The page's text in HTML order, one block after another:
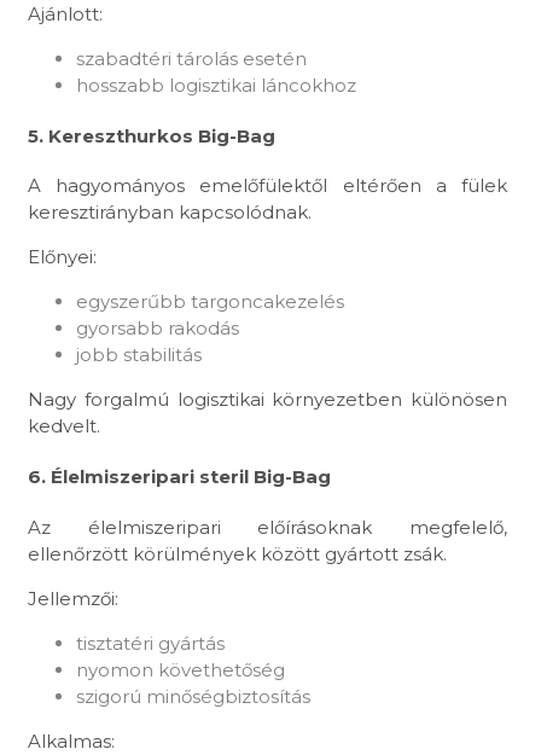
Ajánlott:
szabadtéri tárolás esetén
hosszabb logisztikai láncokhoz
5. Kereszthurkos Big-Bag
A hagyományos emelőfülektől eltérően a fülek
keresztirányban kapcsolódnak.
Előnyei:
egyszerűbb targoncakezelés
gyorsabb rakodás
jobb stabilitás
Nagy forgalmú logisztikai környezetben különösen
kedvelt.
6. Élelmiszeripari steril Big-Bag
Az élelmiszeripari előírásoknak megfelelő,
ellenőrzött körülmények között gyártott zsák.
Jellemzői:
tisztatéri gyártás
nyomon követhetőség
szigorú minőségbiztosítás
Alkalmas: